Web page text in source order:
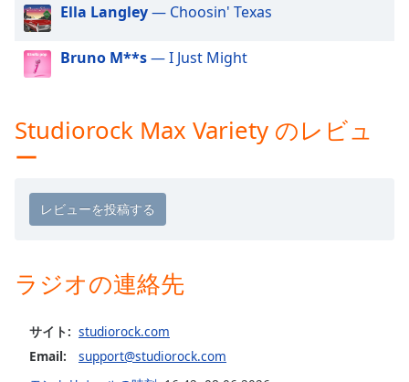
dialog
window.
Escape
close
the
Opacity
Background
Ella Langley— Choosin' Texas
Bruno M**s— I Just Might
Studiorock Max Variety のレビュ
ー
ラジオの連絡先
サイト: studiorock.com
Email:
support@studiorock.com